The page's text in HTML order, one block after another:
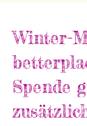
Winter-
Spende